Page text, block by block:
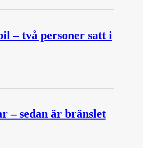
– två personer satt i
– sedan är bränslet